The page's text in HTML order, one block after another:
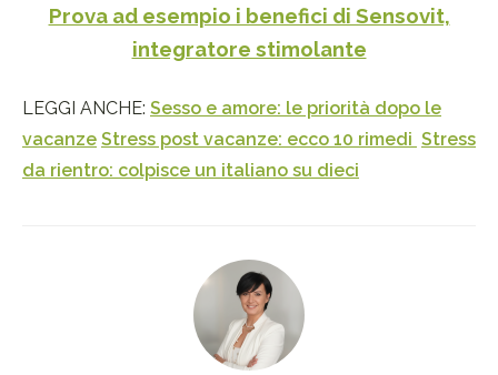
Prova ad esempio i benefici di Sensovit,
integratore stimolante
LEGGI ANCHE: Sesso e amore: le priorità dopo le
vacanze Stress post vacanze: ecco 10 rimedi Stress
da rientro: colpisce un italiano su dieci